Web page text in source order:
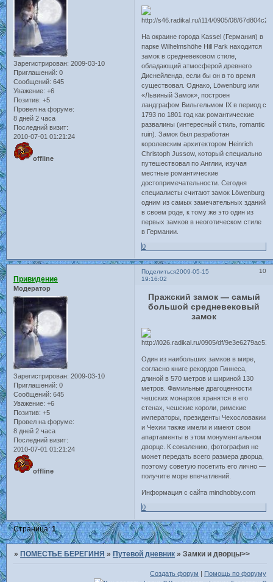
Зарегистрирован: 2009-03-10
Приглашений: 0
Сообщений: 645
Уважение: +6
Позитив: +5
Провел на форуме:
8 дней 2 часа
Последний визит:
2010-07-01 01:21:24
offline
На окраине города Kassel (Германия) в
парке Wilhelmshöhe Hill Park находится
замок в средневековом стиле,
обладающий атмосферой древнего
Диснейленда, если бы он в то время
существовал. Однако, Löwenburg или
«Львиный Замок», построен
ландграфом Вильгельмом IX в период с
1793 по 1801 год как романтические
развалины (интересный стиль, romantic
ruin). Замок был разработан
королевским архитектором Heinrich
Christoph Jussow, который специально
путешествовал по Англии, изучая
местные романтические
достопримечательности. Сегодня
специалисты считают замок Löwenburg
одним из самых замечательных зданий
в своем роде, к тому же это один из
первых замков в неоготическом стиле
в Германии.
0
Поделиться 10
2009-05-15
19:16:02
Привидение
Модератор
Зарегистрирован: 2009-03-10
Приглашений: 0
Сообщений: 645
Уважение: +6
Позитив: +5
Провел на форуме:
8 дней 2 часа
Последний визит:
2010-07-01 01:21:24
offline
Пражский замок — самый
большой средневековый
замок
Один из наибольших замков в мире,
согласно книге рекордов Гиннеса,
длиной в 570 метров и шириной 130
метров. Фамильные драгоценности
чешских монархов хранятся в его
стенах, чешские короли, римские
императоры, президенты Чехословакии
и Чехии также имели и имеют свои
апартаменты в этом монументальном
дворце. К сожалению, фотография не
может передать всего размера дворца,
поэтому советую посетить его лично —
получите море впечатлений.
Информация с сайта mindhobby.com
0
Страница:1
» ПОМЕСТЬЕ БЕРЕГИНЯ » Путевой дневник »Замки и дворцы>>
Создать форум | Помощь по форуму